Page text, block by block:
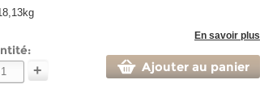
En savoir plus
+ Ajouter au panier